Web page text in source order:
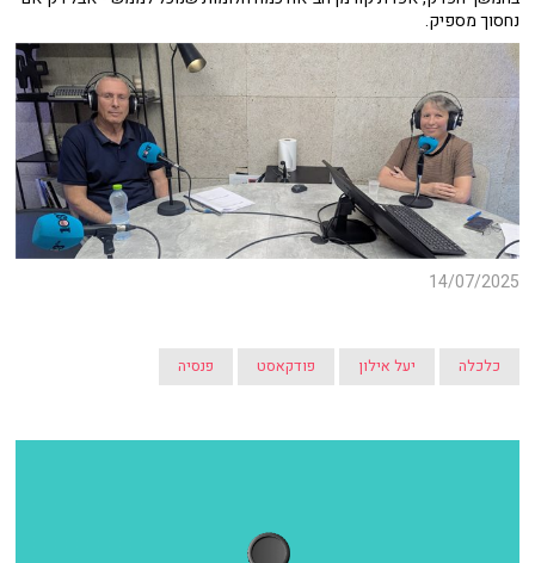
נחסוך מספיק.
14/07/2025
כלכלה יעל אילון פודקאסט פנסיה